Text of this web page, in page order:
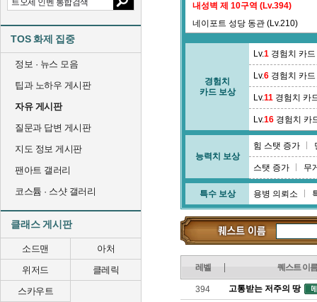
TOS 화제 집중
정보 · 뉴스 모음
팁과 노하우 게시판
자유 게시판
질문과 답변 게시판
지도 정보 게시판
팬아트 갤러리
코스튬 · 스샷 갤러리
클래스 게시판
소드맨
아처
위저드
클레릭
스카우트
내성벽 제 10구역 (Lv.394)
네이포트 성당 동관 (Lv.210)
노브리어 숲 (Lv.322)
경험치
카드 보상
Lv.1 경험치 카드
Lv.6 경험치 카드
Lv.11 경험치 카
Lv.16 경험치 카
능력치 보상
힘 스탯 증가
스탯 증가 무
특수 보상 용병 의뢰소
레벨 퀘스트 이름
394 고통받는 저주의 땅